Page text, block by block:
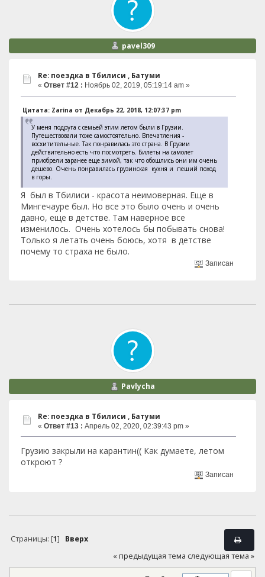
pavel309
Re: поездка в Тбилиси , Батуми
« Ответ #12 : Ноябрь 02, 2019, 05:19:14 am »
Цитата: Zarina от Декабрь 22, 2018, 12:07:37 pm
У меня подруга с семьей этим летом были в Грузии.
Путешествовали тоже самостоятельно. Впечатления -
восхитительные. Так понравилась это страна. В Грузии
действительно есть что посмотреть. Билеты на самолет
приобрели заранее еще зимой, так что обошлись они им очень
дешево. Очень понравилась грузинская кухня и пеший поход
в горы.
Я был в Тбилиси - красота неимоверная. Еще в
Мингечауре был. Но все это было очень и очень
давно, еще в детстве. Там наверное все
изменилось. Очень хотелось бы побывать снова!
Только я летать очень боюсь, хотя в детстве
почему то страха не было.
Записан
Pavlycha
Re: поездка в Тбилиси , Батуми
« Ответ #13 : Апрель 02, 2020, 02:39:43 pm »
Грузию закрыли на карантин(( Как думаете, летом
откроют ?
Записан
Страницы: [1] Вверх
« предыдущая тема следующая тема »